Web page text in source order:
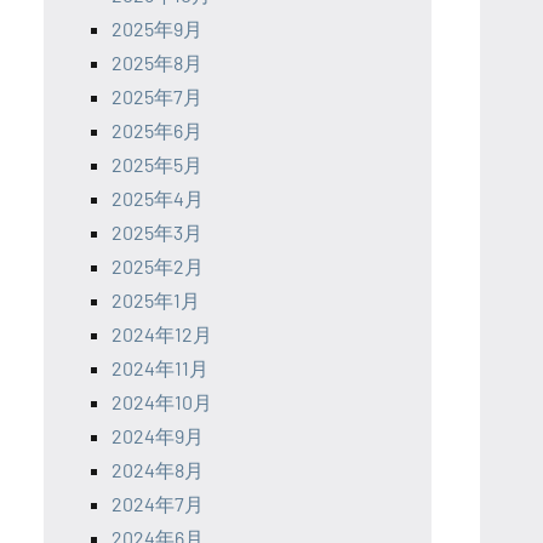
2025年9月
2025年8月
2025年7月
2025年6月
2025年5月
2025年4月
2025年3月
2025年2月
2025年1月
2024年12月
2024年11月
2024年10月
2024年9月
2024年8月
2024年7月
2024年6月